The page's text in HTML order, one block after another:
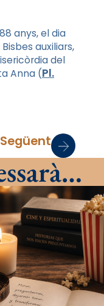
anys, el dia
auxiliars,
del
Anna (Pl.
Següent